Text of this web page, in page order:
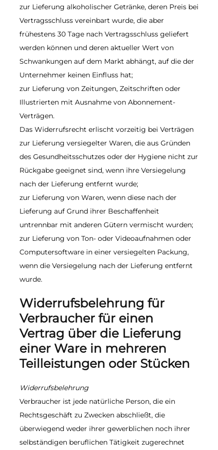
zur Lieferung alkoholischer Getränke, deren Preis bei
Vertragsschluss vereinbart wurde, die aber
frühestens 30 Tage nach Vertragsschluss geliefert
werden können und deren aktueller Wert von
Schwankungen auf dem Markt abhängt, auf die der
Unternehmer keinen Einfluss hat;
zur Lieferung von Zeitungen, Zeitschriften oder
Illustrierten mit Ausnahme von Abonnement-
Verträgen.
Das Widerrufsrecht erlischt vorzeitig bei Verträgen
zur Lieferung versiegelter Waren, die aus Gründen
des Gesundheitsschutzes oder der Hygiene nicht zur
Rückgabe geeignet sind, wenn ihre Versiegelung
nach der Lieferung entfernt wurde;
zur Lieferung von Waren, wenn diese nach der
Lieferung auf Grund ihrer Beschaffenheit
untrennbar mit anderen Gütern vermischt wurden;
zur Lieferung von Ton- oder Videoaufnahmen oder
Computersoftware in einer versiegelten Packung,
wenn die Versiegelung nach der Lieferung entfernt
wurde.
Widerrufsbelehrung für
Verbraucher für einen
Vertrag über die Lieferung
einer Ware in mehreren
Teilleistungen oder Stücken
Widerrufsbelehrung
Verbraucher ist jede natürliche Person, die ein
Rechtsgeschäft zu Zwecken abschließt, die
überwiegend weder ihrer gewerblichen noch ihrer
selbständigen beruflichen Tätigkeit zugerechnet